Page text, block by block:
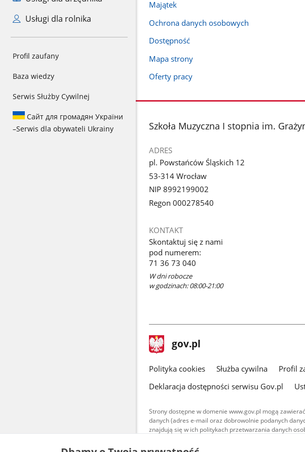
Usługi dla rolnika
Profil zaufany
Baza wiedzy
Serwis Służby Cywilnej
Сайт для громадян України
–Serwis dla obywateli Ukrainy
Majątek
Ochrona danych osobowych
Dostępność
Mapa strony
Oferty pracy
stopka
Szkoła Muzyczna I stopnia im.
ADRES
pl. Powstańców Śląskich 12
53-314 Wrocław
NIP 8992199002
Regon 000278540
KONTAKT
Skontaktuj się z nami
pod numerem:
71 36 73 040
W dni robocze
w godzinach: 08:00-21:00
stopka
gov.pl Strona
gov.pl
gov.pl
Polityka cookies Służba cywilna Profil
Deklaracja dostępności serwisu Gov.pl
Strony dostępne w domenie www.gov.pl mogą
danych (adres e-mail oraz dobrowolnie podanych
znajdują się w ich politykach przetwarzania danych
Treści tekstowe publikowane w serwisie